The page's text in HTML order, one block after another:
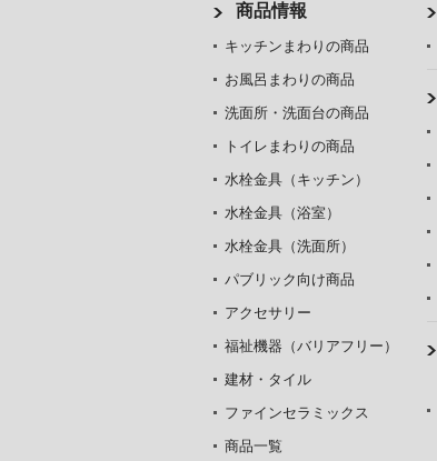
商品情報
キッチンまわりの商品
お風呂まわりの商品
洗面所・洗面台の商品
トイレまわりの商品
水栓金具（キッチン）
水栓金具（浴室）
水栓金具（洗面所）
パブリック向け商品
アクセサリー
福祉機器（バリアフリー）
建材・タイル
ファインセラミックス
商品一覧